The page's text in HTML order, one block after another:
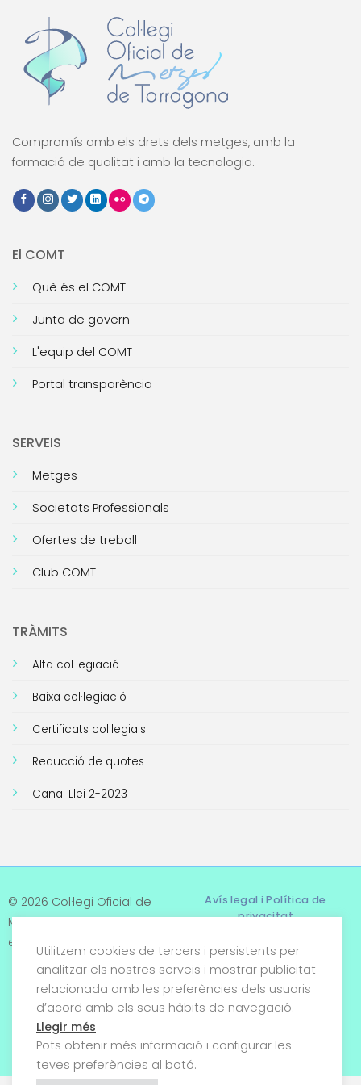
Compromís amb els drets dels metges, amb la
formació de qualitat i amb la tecnologia.
El COMT
Què és el COMT
Junta de govern
L'equip del COMT
Portal transparència
SERVEIS
Metges
Societats Professionals
Ofertes de treball
Club COMT
TRÀMITS
Alta col·legiació
Baixa col·legiació
Certificats col·legials
Reducció de quotes
Canal Llei 2-2023
© 2026 Col·legi Oficial de
Metges de Tarragona. Tots
els drets reservats
Avís legal i Política de
privacitat
Termes i condicions
Política de cookies
Utilitzem cookies de tercers i persistents per
analitzar els nostres serveis i mostrar publicitat
relacionada amb les preferències dels usuaris
d’acord amb els seus hàbits de navegació.
Llegir més
Pots obtenir més informació i configurar les
teves preferències al botó.